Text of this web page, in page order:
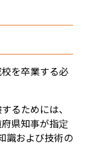
を卒業する必
るためには、
県知事が指定
識および技術の